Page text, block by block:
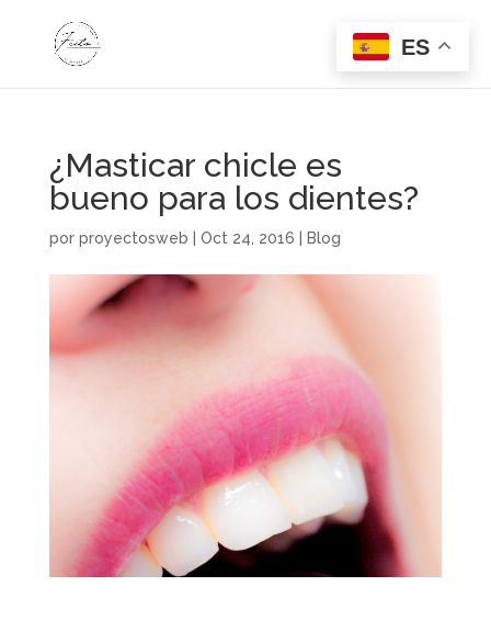
¿Masticar chicle es
bueno para los dientes?
por proyectosweb Oct 24, 2016 Blog
ES